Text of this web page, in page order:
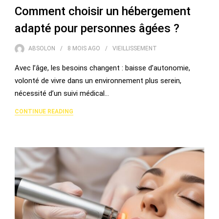
Comment choisir un hébergement
adapté pour personnes âgées ?
ABSOLON 8 MOIS AGO VIEILLISSEMENT
Avec l’âge, les besoins changent : baisse d’autonomie,
volonté de vivre dans un environnement plus serein,
nécessité d’un suivi médical…
CONTINUE READING